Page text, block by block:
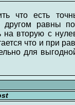
что есть
другом равны
на вторую с
что и при
для